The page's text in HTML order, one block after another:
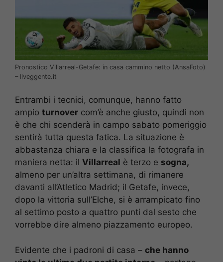
Pronostico Villarreal-Getafe: in casa cammino netto (AnsaFoto)
– Ilveggente.it
Entrambi i tecnici, comunque, hanno fatto
ampio turnover com’è anche giusto, quindi non
è che chi scenderà in campo sabato pomeriggio
sentirà tutta questa fatica. La situazione è
abbastanza chiara e la classifica la fotografa in
maniera netta: il Villarreal è terzo e sogna,
almeno per un’altra settimana, di rimanere
davanti all’Atletico Madrid; il Getafe, invece,
dopo la vittoria sull’Elche, si è arrampicato fino
al settimo posto a quattro punti dal sesto che
vorrebbe dire almeno piazzamento europeo.
Evidente che i padroni di casa – che hanno